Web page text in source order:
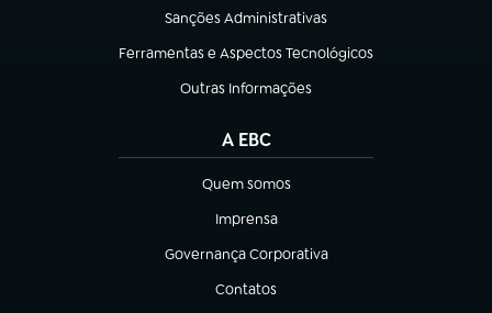
Sanções Administrativas
(abre em nova aba)
Ferramentas e Aspectos Tecnológicos
(abre em nova aba)
Outras Informações
(abre em nova aba)
A EBC
Quem somos
(abre em nova aba)
Imprensa
(abre em nova aba)
Governança Corporativa
(abre em nova aba)
Contatos
(abre em nova aba)